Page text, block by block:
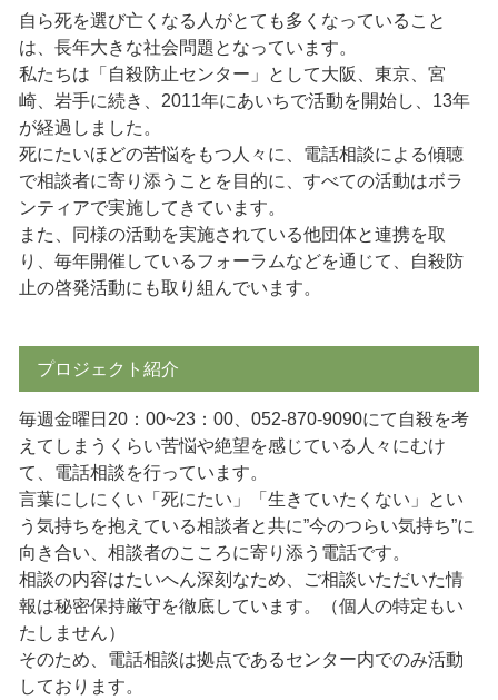
自ら死を選び亡くなる人がとても多くなっていること
は、長年大きな社会問題となっています。
私たちは「自殺防止センター」として大阪、東京、宮
崎、岩手に続き、2011年にあいちで活動を開始し、13年
が経過しました。
死にたいほどの苦悩をもつ人々に、電話相談による傾聴
で相談者に寄り添うことを目的に、すべての活動はボラ
ンティアで実施してきています。
また、同様の活動を実施されている他団体と連携を取
り、毎年開催しているフォーラムなどを通じて、自殺防
止の啓発活動にも取り組んでいます。
プロジェクト紹介
毎週金曜日20：00~23：00、052-870-9090にて自殺を考
えてしまうくらい苦悩や絶望を感じている人々にむけ
て、電話相談を行っています。
言葉にしにくい「死にたい」「生きていたくない」とい
う気持ちを抱えている相談者と共に”今のつらい気持ち”に
向き合い、相談者のこころに寄り添う電話です。
相談の内容はたいへん深刻なため、ご相談いただいた情
報は秘密保持厳守を徹底しています。（個人の特定もい
たしません）
そのため、電話相談は拠点であるセンター内でのみ活動
しております。